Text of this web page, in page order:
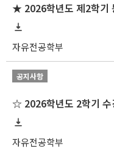
★ 2026학년도 제2학기
자유전공학부
공지사항
☆ 2026학년도 2학기 수
자유전공학부